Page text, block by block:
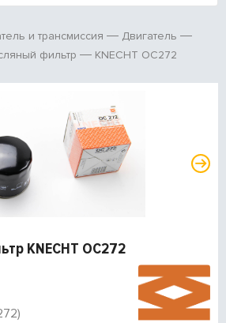
и трансмиссия
Двигатель
фильтр KNECHT OC272
KNECHT OC272